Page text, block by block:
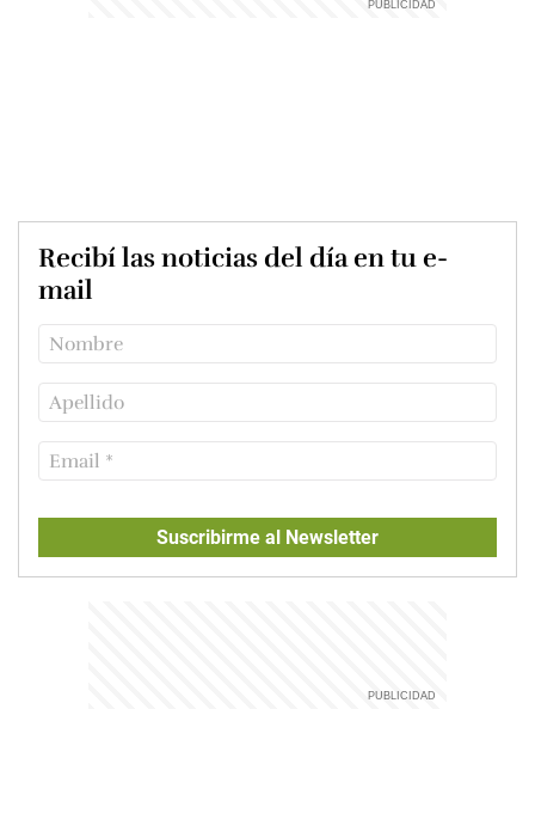
Recibí las noticias del día en tu e-
mail
Suscribirme al Newsletter